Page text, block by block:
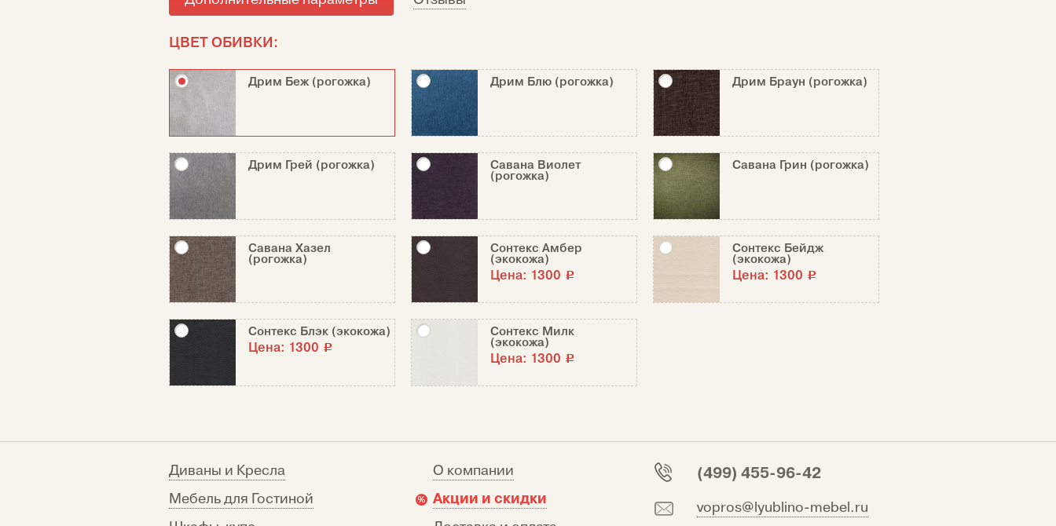
ЦВЕТ ОБИВКИ:
Дрим Беж (рогожка) Дрим Блю (рогожка) Дрим Браун (рогожка)
Дрим Грей (рогожка) Савана Виолет
(рогожка)
Савана Грин (рогожка)
Савана Хазел
(рогожка)
Сонтекс Амбер
(экокожа)
Цена: 1300 c
Сонтекс Бейдж
(экокожа)
Цена: 1300 c
Сонтекс Блэк (экокожа)
Цена: 1300 c
Сонтекс Милк
(экокожа)
Цена: 1300 c
Диваны и Кресла
Мебель для Гостиной
О компании
Акции и скидки
(499) 455-96-42
vopros@lyublino-mebel.ru